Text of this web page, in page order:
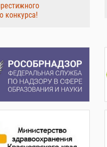
конкурса!